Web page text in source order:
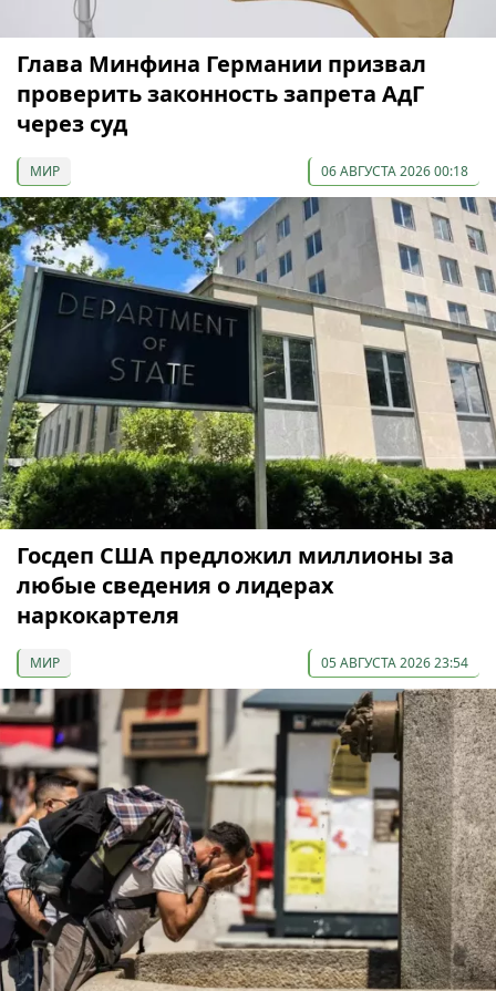
Глава Минфина Германии призвал
проверить законность запрета АдГ
через суд
МИР 06 АВГУСТА 2026 00:18
Госдеп США предложил миллионы за
любые сведения о лидерах
наркокартеля
МИР 05 АВГУСТА 2026 23:54